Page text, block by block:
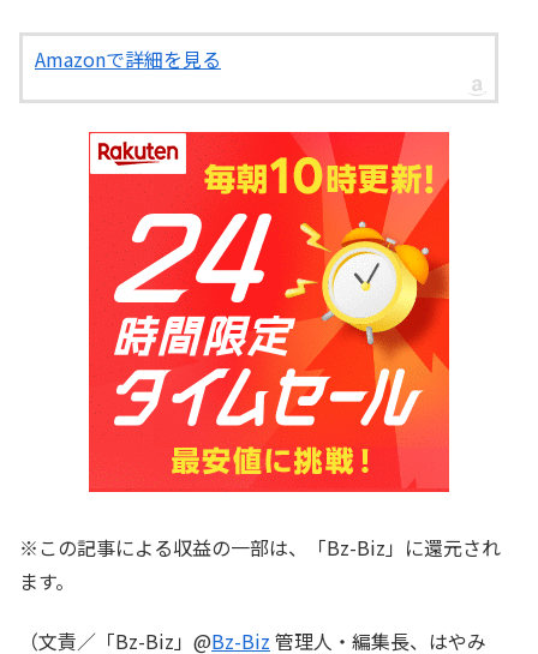
Amazonで詳細を見る
※この記事による収益の一部は、「Bz-Biz」に還元され
ます。
（文責／「Bz-Biz」@Bz-Biz 管理人・編集長、はやみ